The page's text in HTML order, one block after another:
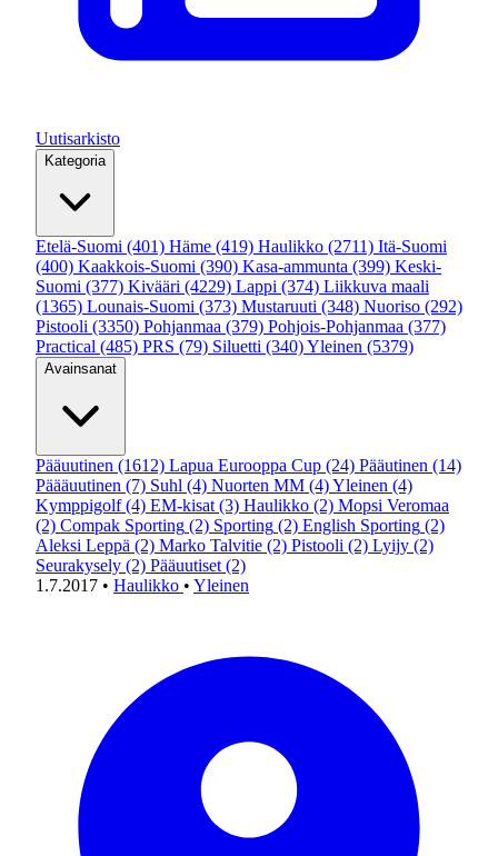
Uutisarkisto
Kategoria
Etelä-Suomi (401) Häme (419) Haulikko (2711) Itä-Suomi
(400) Kaakkois-Suomi (390) Kasa-ammunta (399) Keski-
Suomi (377) Kivääri (4229) Lappi (374) Liikkuva maali
(1365) Lounais-Suomi (373) Mustaruuti (348) Nuoriso (292)
Pistooli (3350) Pohjanmaa (379) Pohjois-Pohjanmaa (377)
Practical (485) PRS (79) Siluetti (340)Yleinen (5379)
Avainsanat
Pääuutinen (1612) Lapua Eurooppa Cup (24) Pääutinen (14)
Päääuutinen (7) Suhl (4) Nuorten MM (4)Yleinen (4)
Kymppigolf (4) EM-kisat (3) Haulikko (2) Mopsi Veromaa
(2) Compak Sporting (2) Sporting (2) English Sporting (2)
Aleksi Leppä (2) Marko Talvitie (2) Pistooli (2) Lyijy (2)
Seurakysely (2) Pääuutiset (2)
1.7.2017 • Haulikko • Yleinen